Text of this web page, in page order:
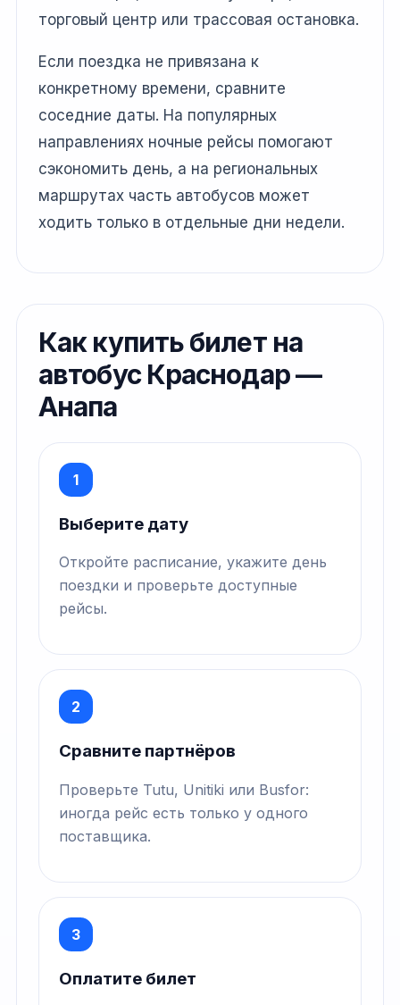
торговый центр или трассовая остановка.
Если поездка не привязана к
конкретному времени, сравните
соседние даты. На популярных
направлениях ночные рейсы помогают
сэкономить день, а на региональных
маршрутах часть автобусов может
ходить только в отдельные дни недели.
Как купить билет на
автобус Краснодар —
Анапа
1
Выберите дату
Откройте расписание, укажите день
поездки и проверьте доступные
рейсы.
2
Сравните партнёров
Проверьте Tutu, Unitiki или Busfor:
иногда рейс есть только у одного
поставщика.
3
Оплатите билет